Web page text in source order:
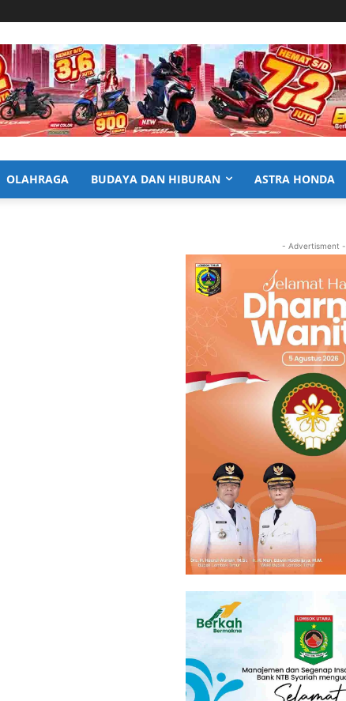
OLAHRAGA BUDAYA DAN HIBURAN ASTRA HONDA
- Advertisment -